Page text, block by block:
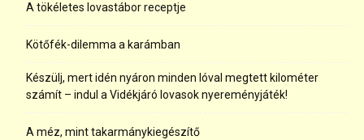
A tökéletes lovastábor receptje
Kötőfék-dilemma a karámban
Készülj, mert idén nyáron minden lóval megtett kilométer
számít – indul a Vidékjáró lovasok nyereményjáték!
A méz, mint takarmánykiegészítő